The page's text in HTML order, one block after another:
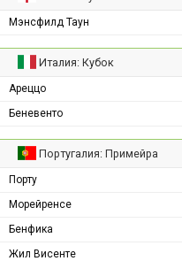
Мэнсфилд Таун
Италия: Кубок
Ареццо
Беневенто
Португалия: Примейра
Порту
Морейренсе
Бенфика
Жил Висенте